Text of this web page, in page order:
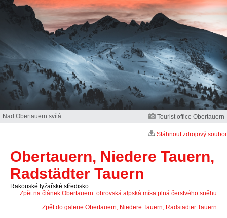
Nad Obertauern svítá. Tourist office Obertauern
Stáhnout zdrojový soubor
Obertauern, Niedere Tauern,
Radstädter Tauern
Rakouské lyžařské středisko.
Zpět na článek Obertauern: obrovská alpská mísa plná čerstvého sněhu
Zpět do galerie Obertauern, Niedere Tauern, Radstädter Tauern